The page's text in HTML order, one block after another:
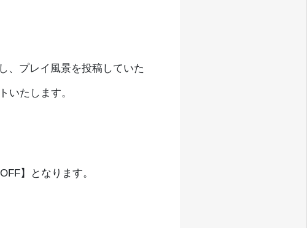
、プレイ風景を投稿していた
いたします。
】となります。